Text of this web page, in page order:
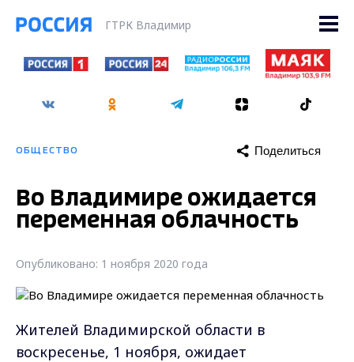
ГТРК Владимир
ОБЩЕСТВО Поделиться
Во Владимире ожидается
переменная облачность
Опубликовано: 1 ноября 2020 года
Жителей Владимирской области в
воскресенье, 1 ноября, ожидает